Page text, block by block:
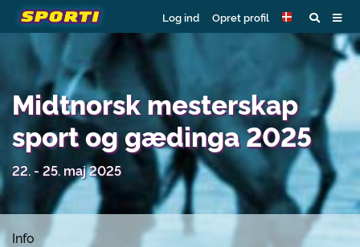
Log ind Opret profil
Midtnorsk mesterskap
sport og gædinga 2025
22. - 25. maj 2025
Info